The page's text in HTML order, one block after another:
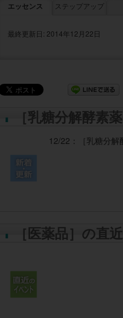
エッセンス ステップアップ
最終更新日: 2014年12月22日
［乳糖分解酵素
12/22： ［乳糖分
［医薬品］の直